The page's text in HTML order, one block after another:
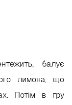
балує
лимона, що
Потім в гру